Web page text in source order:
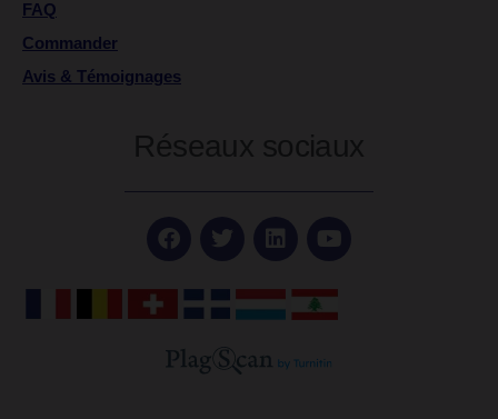
FAQ
Commander
Avis & Témoignages
F
a
e
b
o
T
w
t
t
r
L
i
k
e
i
Y
o
t
u
e